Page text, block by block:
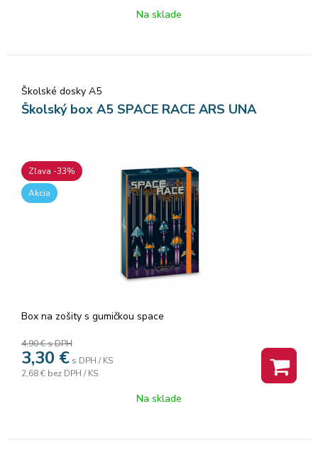
Na sklade
Školské dosky A5
Školský box A5 SPACE RACE ARS UNA
Zľava -33%
Akcia
Box na zošity s gumičkou space
4,90 €s DPH
3,30 € s DPH / KS
2,68 € bez DPH / KS
Na sklade